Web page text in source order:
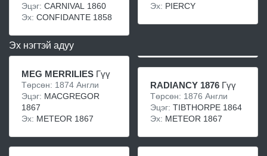
Эцэг: CARNIVAL 1860
Эх: CONFIDANTE 1858
Эх: PIERCY
Эх нэгтэй адуу
MEG MERRILIES Гүү
Төрсөн: 1874 Англи
Эцэг: MACGREGOR
1867
Эх: METEOR 1867
RADIANCY 1876 Гүү
Төрсөн: 1876 Англи
Эцэг: TIBTHORPE 1864
Эх: METEOR 1867